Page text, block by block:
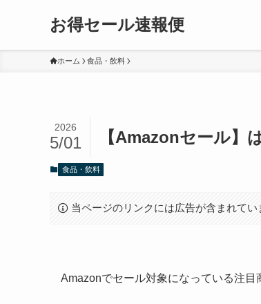
お得セール速報便
ホーム 食品・飲料
【Amazonセール】
2026
5/01
食品・飲料
当ページのリンクには広告が含まれてい
Amazonでセール対象になっている注目